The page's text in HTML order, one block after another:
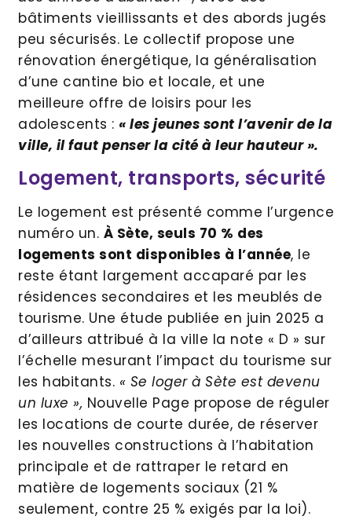
bâtiments vieillissants et des abords jugés
peu sécurisés. Le collectif propose une
rénovation énergétique, la généralisation
d’une cantine bio et locale, et une
meilleure offre de loisirs pour les
adolescents : « les jeunes sont l’avenir de la
ville, il faut penser la cité à leur hauteur ».
Logement, transports, sécurité
Le logement est présenté comme l’urgence
numéro un. À Sète, seuls 70 % des
logements sont disponibles à l’année, le
reste étant largement accaparé par les
résidences secondaires et les meublés de
tourisme. Une étude publiée en juin 2025 a
d’ailleurs attribué à la ville la note « D » sur
l’échelle mesurant l’impact du tourisme sur
les habitants. « Se loger à Sète est devenu
un luxe », Nouvelle Page propose de réguler
les locations de courte durée, de réserver
les nouvelles constructions à l’habitation
principale et de rattraper le retard en
matière de logements sociaux (21 %
seulement, contre 25 % exigés par la loi).